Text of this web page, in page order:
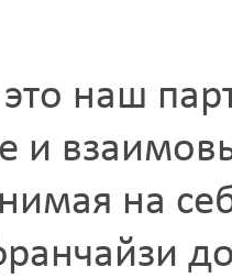
наш
и
на